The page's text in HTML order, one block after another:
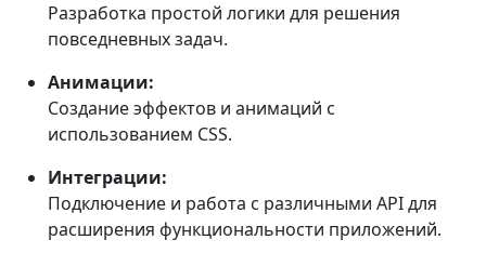
Разработка простой логики для решения
повседневных задач.
Анимации:
Создание эффектов и анимаций с
использованием CSS.
Интеграции:
Подключение и работа с различными API для
расширения функциональности приложений.